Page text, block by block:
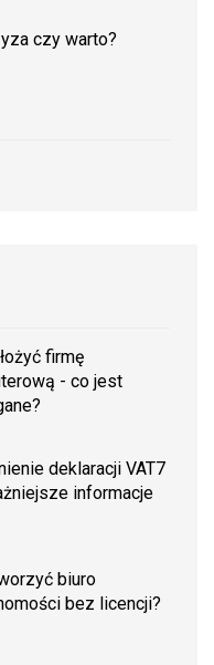
czy warto?
firmę
- co jest
deklaracji VAT7
informacje
biuro
bez licencji?